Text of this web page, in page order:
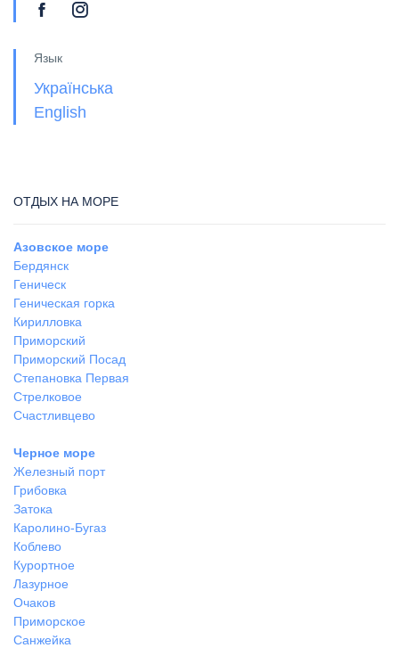
Язык
Українська
English
ОТДЫХ НА МОРЕ
Азовское море
Бердянск
Геническ
Геническая горка
Кирилловка
Приморский
Приморский Посад
Степановка Первая
Стрелковое
Счастливцево
Черное море
Железный порт
Грибовка
Затока
Каролино-Бугаз
Коблево
Курортное
Лазурное
Очаков
Приморское
Санжейка